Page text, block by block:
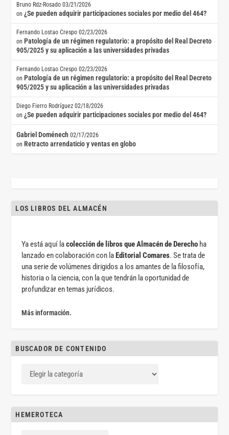
Bruno Rdz-Rosado 03/21/2026
on¿Se pueden adquirir participaciones sociales por medio del 464?
Fernando Lostao Crespo 02/23/2026
on Patología de un régimen regulatorio: a propósito del Real Decreto
905/2025 y su aplicación a las universidades privadas
Fernando Lostao Crespo 02/23/2026
on Patología de un régimen regulatorio: a propósito del Real Decreto
905/2025 y su aplicación a las universidades privadas
Diego Fierro Rodríguez 02/18/2026
on¿Se pueden adquirir participaciones sociales por medio del 464?
Gabriel Doménech 02/17/2026
on Retracto arrendaticio y ventas en globo
LOS LIBROS DEL ALMACÉN
Ya está aquí lacolección de libros que Almacén de Derecho ha
lanzado en colaboración con laEditorial Comares. Se trata de
una serie de volúmenes dirigidos a los amantes de la filosofía,
historia o la ciencia, con la que tendrán la oportunidad de
profundizar en temas jurídicos.
Más información.
BUSCADOR DE CONTENIDO
HEMEROTECA